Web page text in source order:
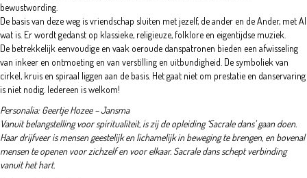
bewustwording.
De basis van deze weg is vriendschap sluiten met jezelf, de ander en de Ander, met Al
wat is. Er wordt gedanst op klassieke, religieuze, folklore en eigentijdse muziek.
De betrekkelijk eenvoudige en vaak oeroude danspatronen bieden een afwisseling
van inkeer en ontmoeting en van verstilling en uitbundigheid. De symboliek van
cirkel, kruis en spiraal liggen aan de basis. Het gaat niet om prestatie en danservaring
is niet nodig. Iedereen is welkom!
Personalia: Geertje Hozee – Jansma
Vanuit belangstelling voor spiritualiteit, is zij de opleiding ‘Sacrale dans’ gaan doen.
Haar drijfveer is mensen geestelijk en lichamelijk in beweging te brengen, en bovenal
mensen te openen voor zichzelf en voor elkaar. Sacrale dans schept verbinding
vanuit het hart.